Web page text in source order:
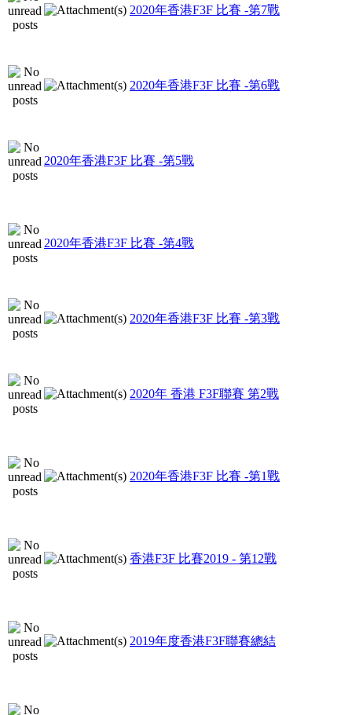
2020年香港F3F 比賽 -第7戰
2020年香港F3F 比賽 -第6戰
2020年香港F3F 比賽 -第5戰
2020年香港F3F 比賽 -第4戰
2020年香港F3F 比賽 -第3戰
2020年 香港 F3F聯賽 第2戰
2020年香港F3F 比賽 -第1戰
香港F3F 比賽2019 - 第12戰
2019年度香港F3F聯賽總結